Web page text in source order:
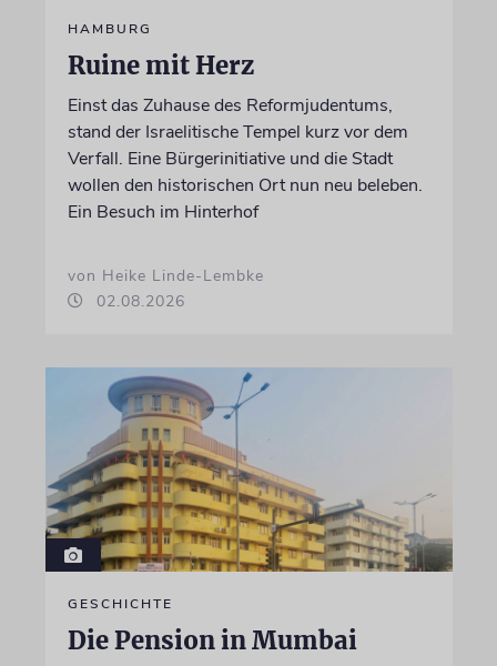
HAMBURG
Ruine mit Herz
Einst das Zuhause des Reformjudentums,
stand der Israelitische Tempel kurz vor dem
Verfall. Eine Bürgerinitiative und die Stadt
wollen den historischen Ort nun neu beleben.
Ein Besuch im Hinterhof
von Heike Linde-Lembke
02.08.2026
GESCHICHTE
Die Pension in Mumbai